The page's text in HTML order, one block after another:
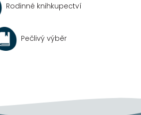
v
v
Rodinné knihkupectví
Pečlivý výběr